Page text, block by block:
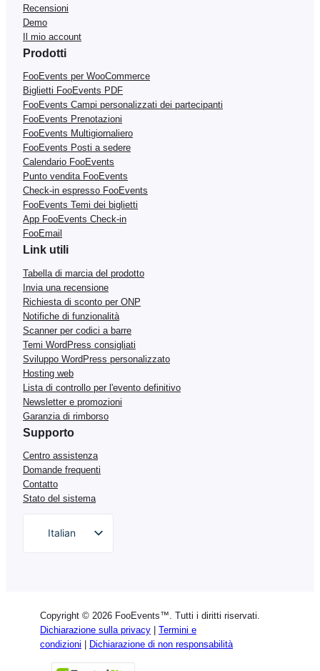
Recensioni
Demo
Il mio account
Prodotti
FooEvents per WooCommerce
Biglietti FooEvents PDF
FooEvents Campi personalizzati dei partecipanti
FooEvents Prenotazioni
FooEvents Multigiornaliero
FooEvents Posti a sedere
Calendario FooEvents
Punto vendita FooEvents
Check-in espresso FooEvents
FooEvents Temi dei biglietti
App FooEvents Check-in
FooEmail
Link utili
Tabella di marcia del prodotto
Invia una recensione
Richiesta di sconto per ONP
Notifiche di funzionalità
Scanner per codici a barre
Temi WordPress consigliati
Sviluppo WordPress personalizzato
Hosting web
Lista di controllo per l'evento definitivo
Newsletter e promozioni
Garanzia di rimborso
Supporto
Centro assistenza
Domande frequenti
Contatto
Stato del sistema
Italian
English
Spanish
Portuguese
Copyright © 2026 FooEvents™. Tutti i diritti riservati.
Dichiarazione sulla privacy
Termini e
condizioni
Dichiarazione di non responsabilità